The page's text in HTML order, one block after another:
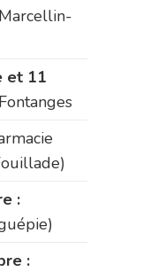
et 11
:
: